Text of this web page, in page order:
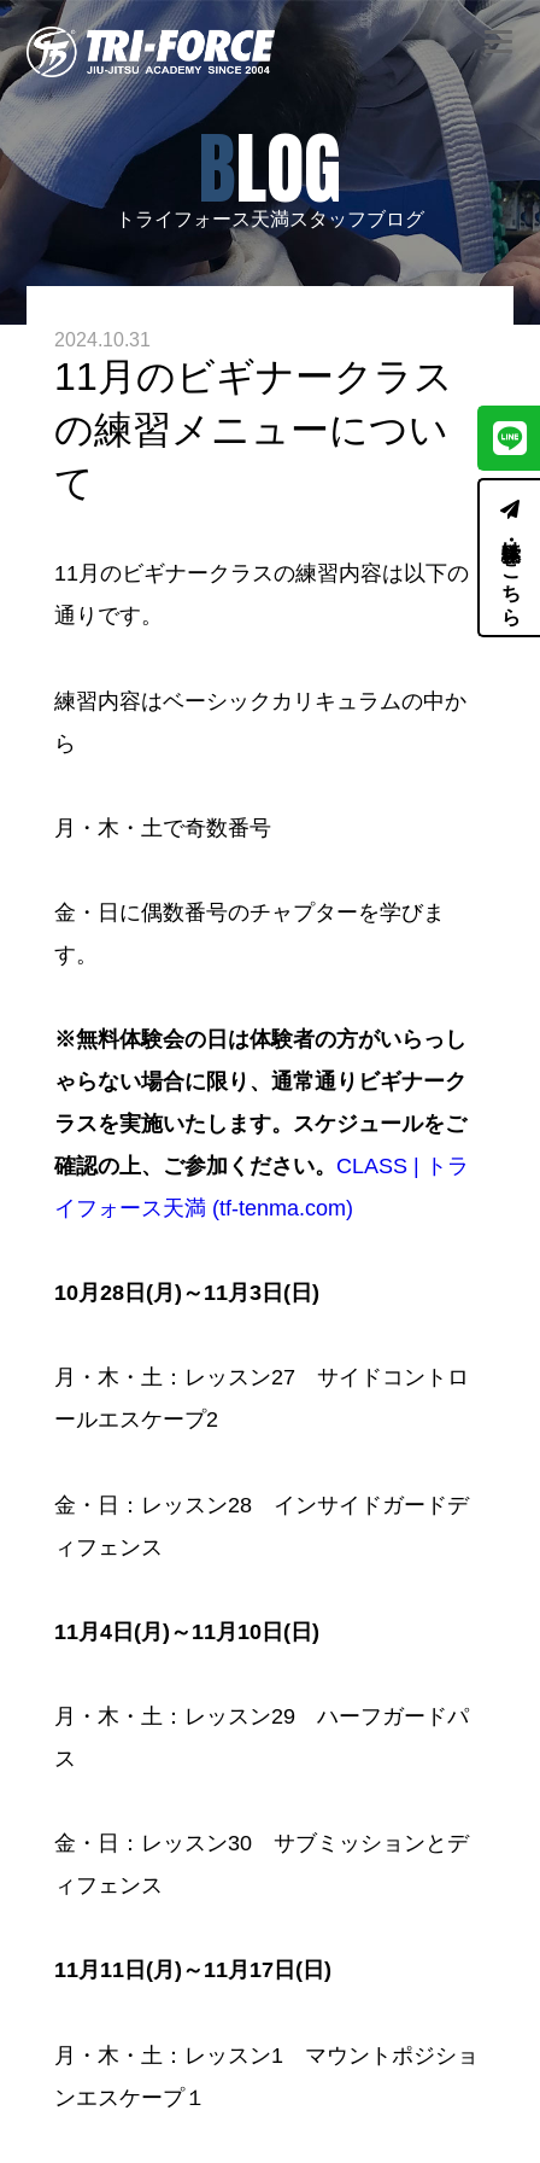
BLOG
トライフォース天満スタッフブログ
2024.10.31
11月のビギナークラス
の練習メニューについ
て
11月のビギナークラスの練習内容は以下の
通りです。
練習内容はベーシックカリキュラムの中か
ら
月・木・土で奇数番号
金・日に偶数番号のチャプターを学びま
す。
※無料体験会の日は体験者の方がいらっし
ゃらない場合に限り、通常通りビギナーク
ラスを実施いたします。スケジュールをご
確認の上、ご参加ください。 CLASS | トラ
イフォース天満 (tf-tenma.com)
10月28日(月)～11月3日(日)
月・木・土：レッスン27 サイドコントロ
ールエスケープ2
金・日 ： レッスン28 インサイドガードデ
ィフェンス
11月4日(月)～11月10日(日)
月・木・土：レッスン29 ハーフガードパ
ス
金・日：レッスン30 サブミッションとデ
ィフェンス
11月11日(月)～11月17日(日)
月・木・土：レッスン1 マウントポジショ
ンエスケープ１
体験・見学はこちら